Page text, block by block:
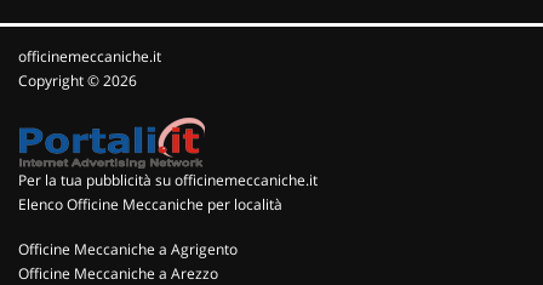
officinemeccaniche.it
Copyright © 2026
Per la tua pubblicità su officinemeccaniche.it
Elenco Officine Meccaniche per località
Officine Meccaniche a Agrigento
Officine Meccaniche a Arezzo